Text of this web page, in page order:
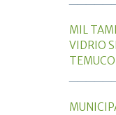
MIL
VIDRIO